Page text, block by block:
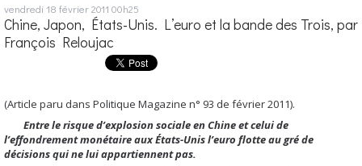
vendredi 18 février 2011 00h25
Chine, Japon, États-Unis. L’euro et la bande des Trois, par
François Reloujac
(Article paru dans Politique Magazine n° 93 de février 2011).
Entre le risque d’explosion sociale en Chine et celui de
l’effondrement monétaire aux États-Unis l’euro flotte au gré de
décisions qui ne lui appartiennent pas.